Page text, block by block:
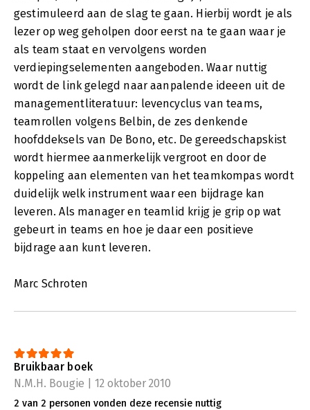
gestimuleerd aan de slag te gaan. Hierbij wordt je als
lezer op weg geholpen door eerst na te gaan waar je
als team staat en vervolgens worden
verdiepingselementen aangeboden. Waar nuttig
wordt de link gelegd naar aanpalende ideeen uit de
managementliteratuur: levencyclus van teams,
teamrollen volgens Belbin, de zes denkende
hoofddeksels van De Bono, etc. De gereedschapskist
wordt hiermee aanmerkelijk vergroot en door de
koppeling aan elementen van het teamkompas wordt
duidelijk welk instrument waar een bijdrage kan
leveren. Als manager en teamlid krijg je grip op wat
gebeurt in teams en hoe je daar een positieve
bijdrage aan kunt leveren.
Marc Schroten
Bruikbaar boek
N.M.H. Bougie | 12 oktober 2010
2 van 2 personen vonden deze recensie nuttig